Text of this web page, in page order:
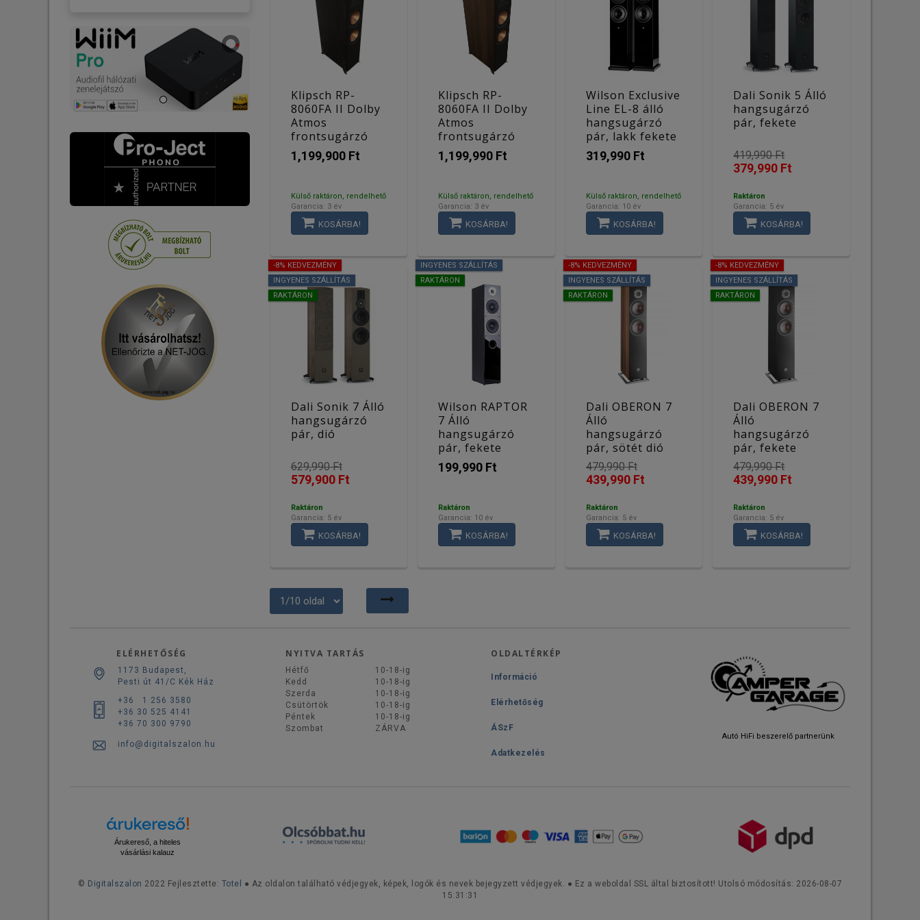
Klipsch RP-
8060FA II Dolby
Atmos
frontsugárzó
pár, fekete
1,199,900 Ft
Külső raktáron, rendelhető
Garancia: 3 év
KOSÁRBA!
Klipsch RP-
8060FA II Dolby
Atmos
frontsugárzó
pár, dió
1,199,990 Ft
Külső raktáron, rendelhető
Garancia: 3 év
KOSÁRBA!
Wilson Exclusive
Line EL-8 álló
hangsugárzó
pár, lakk fekete
319,990 Ft
Külső raktáron, rendelhető
Garancia: 10 év
KOSÁRBA!
Dali Sonik 5 Álló
hangsugárzó
pár, fekete
419,990 Ft
379,990 Ft
Raktáron
Garancia: 5 év
KOSÁRBA!
-8% KEDVEZMÉNY
INGYENES SZÁLLÍTÁS
RAKTÁRON
Dali Sonik 7 Álló
hangsugárzó
pár, dió
629,990 Ft
579,900 Ft
Raktáron
Garancia: 5 év
KOSÁRBA!
INGYENES SZÁLLÍTÁS
RAKTÁRON
Wilson RAPTOR
7 Álló
hangsugárzó
pár, fekete
199,990 Ft
Raktáron
Garancia: 10 év
KOSÁRBA!
-8% KEDVEZMÉNY
INGYENES SZÁLLÍTÁS
RAKTÁRON
Dali OBERON 7
Álló
hangsugárzó
pár, sötét dió
479,990 Ft
439,990 Ft
Raktáron
Garancia: 5 év
KOSÁRBA!
-8% KEDVEZMÉNY
INGYENES SZÁLLÍTÁS
RAKTÁRON
Dali OBERON 7
Álló
hangsugárzó
pár, fekete
479,990 Ft
439,990 Ft
Raktáron
Garancia: 5 év
KOSÁRBA!
ELÉRHETŐSÉG
1173 Budapest,
Pesti út 41/C Kék Ház
+36 1 256 3580
+36 30 525 4141
+36 70 300 9790
info@digitalszalon.hu
NYITVA TARTÁS
Hétfő
10-18-ig
Kedd
10-18-ig
Szerda
10-18-ig
Csütörtök
10-18-ig
Péntek
10-18-ig
Szombat
ZÁRVA
OLDALTÉRKÉP
Információ
Elérhetőség
ÁSzF
Adatkezelés
Autó HiFi beszerelő partnerünk
Árukereső, a hiteles
vásárlási kalauz
© Digitalszalon 2022 Fejlesztette: Totel
● Az oldalon található védjegyek, képek, logók és nevek bejegyzett védjegyek. ● Ez a weboldal SSL által biztosított! Utolsó módosítás: 2026-08-07
15:31:31